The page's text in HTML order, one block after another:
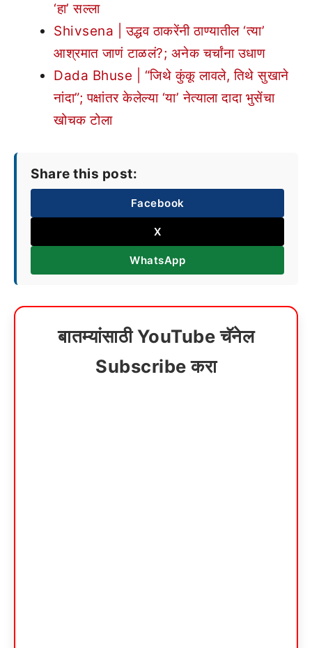
‘हा’ सल्ला
Shivsena | उद्धव ठाकरेंनी ठाण्यातील ‘त्या’
आश्रमात जाणं टाळलं?; अनेक चर्चांना उधाण
Dada Bhuse | “जिथे कुंकू लावले, तिथे सुखाने
नांदा”; पक्षांतर केलेल्या ‘या’ नेत्याला दादा भुसेंचा
खोचक टोला
Share this post:
Facebook
X
WhatsApp
बातम्यांसाठी YouTube चॅनेल
Subscribe करा